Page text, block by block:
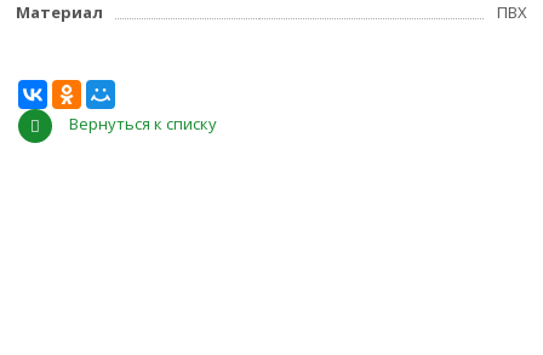
Материал
ПВХ
Вернуться к списку